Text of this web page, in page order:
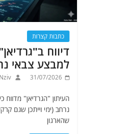
כתבות קצרות
דיווח
למבצע צבאי
31/07/2026
Nziv
העיתון "הגרדיאן"
נרחב (ימי וייתכן שגם
שהארגון